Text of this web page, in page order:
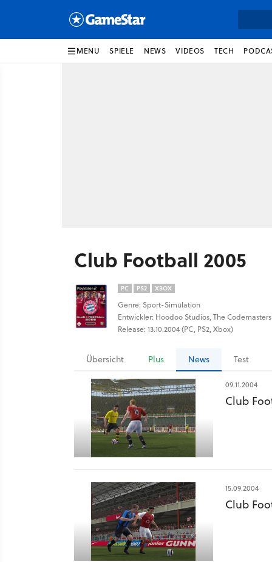
MENU SPIELE NEWS VIDEOS TECH
Club Football 2005
PC PS2 XBOX
Genre: Sport-Simulation
Entwickler: Hoodoo Studios, The
Release: 13.10.2004 (PC, PS2, Xbox)
Übersicht Plus News Test
09.11.2004
Club
15.09.2004
Club